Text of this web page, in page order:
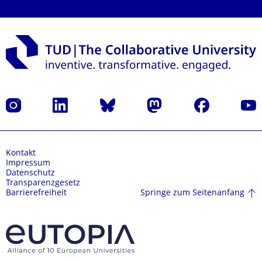
Instagram LinkedIn Bluesky Mastodon Facebook
Kontakt
Impressum
Datenschutz
Transparenzgesetz
Barrierefreiheit
Springe zum Seitenanfang